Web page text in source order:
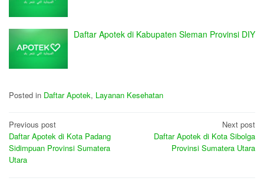
Daftar Apotek di Kabupaten Sleman Provinsi DIY
Posted in Daftar Apotek, Layanan Kesehatan
Post
navigation
Previous post
Daftar Apotek di Kota Padang
Sidimpuan Provinsi Sumatera
Utara
Next post
Daftar Apotek di Kota Sibolga
Provinsi Sumatera Utara